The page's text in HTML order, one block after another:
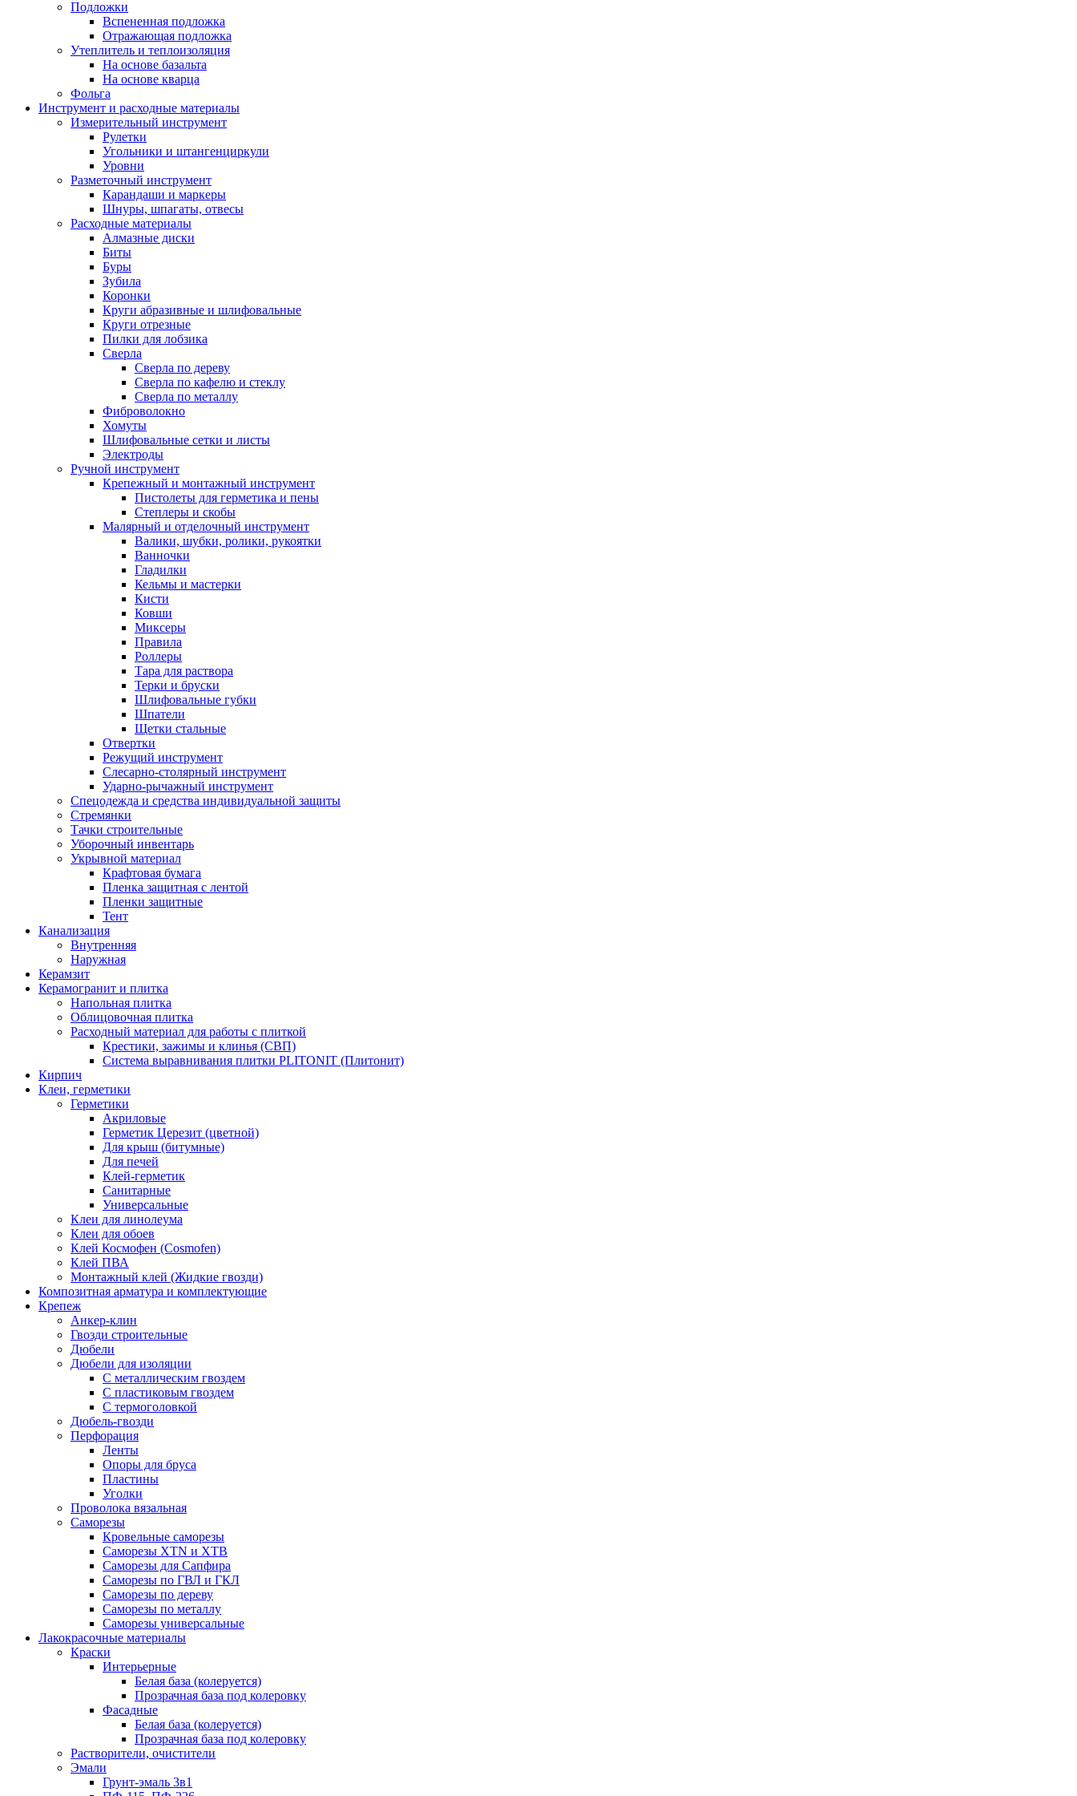
Подложки
Вспененная подложка
Отражающая подложка
Утеплитель и теплоизоляция
На основе базальта
На основе кварца
Фольга
Инструмент и расходные материалы
Измерительный инструмент
Рулетки
Угольники и штангенциркули
Уровни
Разметочный инструмент
Карандаши и маркеры
Шнуры, шпагаты, отвесы
Расходные материалы
Алмазные диски
Биты
Буры
Зубила
Коронки
Круги абразивные и шлифовальные
Круги отрезные
Пилки для лобзика
Сверла
Сверла по дереву
Сверла по кафелю и стеклу
Сверла по металлу
Фиброволокно
Хомуты
Шлифовальные сетки и листы
Электроды
Ручной инструмент
Крепежный и монтажный инструмент
Пистолеты для герметика и пены
Степлеры и скобы
Малярный и отделочный инструмент
Валики, шубки, ролики, рукоятки
Ванночки
Гладилки
Кельмы и мастерки
Кисти
Ковши
Миксеры
Правила
Роллеры
Тара для раствора
Терки и бруски
Шлифовальные губки
Шпатели
Щетки стальные
Отвертки
Режущий инструмент
Слесарно-столярный инструмент
Ударно-рычажный инструмент
Спецодежда и средства индивидуальной защиты
Стремянки
Тачки строительные
Уборочный инвентарь
Укрывной материал
Крафтовая бумага
Пленка защитная с лентой
Пленки защитные
Тент
Канализация
Внутренняя
Наружная
Керамзит
Керамогранит и плитка
Напольная плитка
Облицовочная плитка
Расходный материал для работы с плиткой
Крестики, зажимы и клинья (СВП)
Система выравнивания плитки PLITONIT (Плитонит)
Кирпич
Клеи, герметики
Герметики
Акриловые
Герметик Церезит (цветной)
Для крыш (битумные)
Для печей
Клей-герметик
Санитарные
Универсальные
Клеи для линолеума
Клеи для обоев
Клей Космофен (Cosmofen)
Клей ПВА
Монтажный клей (Жидкие гвозди)
Композитная арматура и комплектующие
Крепеж
Анкер-клин
Гвозди строительные
Дюбели
Дюбели для изоляции
С металлическим гвоздем
С пластиковым гвоздем
С термоголовкой
Дюбель-гвозди
Перфорация
Ленты
Опоры для бруса
Пластины
Уголки
Проволока вязальная
Саморезы
Кровельные саморезы
Саморезы XTN и ХTB
Саморезы для Сапфира
Саморезы по ГВЛ и ГКЛ
Саморезы по дереву
Саморезы по металлу
Саморезы универсальные
Лакокрасочные материалы
Краски
Интерьерные
Белая база (колеруется)
Прозрачная база под колеровку
Фасадные
Белая база (колеруется)
Прозрачная база под колеровку
Растворители, очистители
Эмали
Грунт-эмаль 3в1